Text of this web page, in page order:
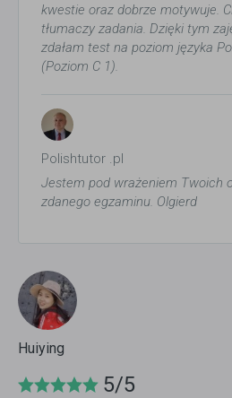
kwestie oraz dobrze motywuje.
tłumaczy zadania. Dzięki tym
zdałam test na poziom języka
(Poziom C 1).
Polishtutor .pl
Jestem pod wrażeniem Twoich
zdanego egzaminu. Olgierd
Huiying
5/5